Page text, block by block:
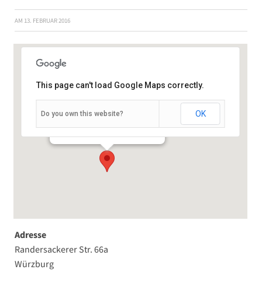
AM 13. FEBRUAR 2016
Veranstaltungen
This page can't load Google Maps correctly.
Do you own this website? OK
Adresse
Randersackerer Str. 66a
Würzburg